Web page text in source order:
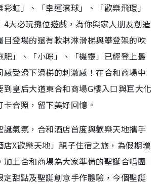
虹」、「幸運滾球」、「歡樂飛環」
4大必玩攤位遊戲，為你與家人朋友創造
目登場的還有軟淋淋滑梯與攀登架的吹
肥」、「小咪」、「機靈」已經登上最
感受滑下滑梯的刺激感！在合和商場中
到皇后大道東合和商場G樓入口與巨大化
合照，留下美好回憶。
誕氣氛，合和酒店首度與歡樂天地攜手
店X歡樂天地」親子住宿之旅，為假期增
加上合和商場為大家準備的聖誕合唱團
定甜點及聖誕創意手作體驗，今個聖誕